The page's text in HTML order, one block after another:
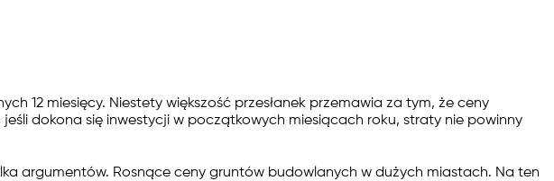
12 miesięcy. Niestety większość przesłanek przemawia za tym, że ceny
dokona się inwestycji w początkowych miesiącach roku, straty nie powinny
argumentów. Rosnące ceny gruntów budowlanych w dużych miastach. Na ten